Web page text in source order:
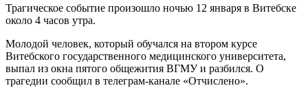
Трагическое событие произошло ночью 12 января в Витебске
около 4 часов утра.
Молодой человек, который обучался на втором курсе
Витебского государственного медицинского университета,
выпал из окна пятого общежития ВГМУ и разбился. О
трагедии сообщил в телеграм-канале «Отчислено».